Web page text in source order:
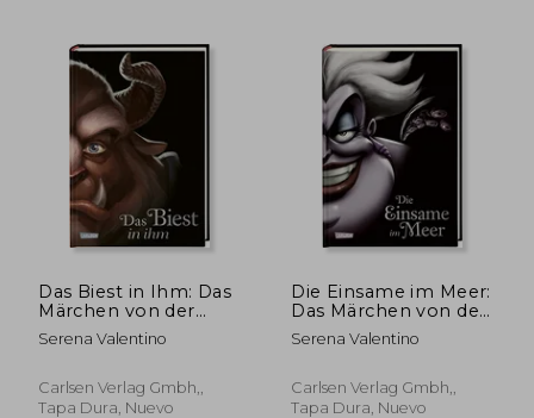
Das Biest in Ihm: Das
Märchen von der
Schönen und dem
Prinzen - Disneys
Serena Valentino
Carlsen Verlag Gmbh,,
Tapa Dura, Nuevo
Die Einsame im Meer:
Das Märchen von der
Meerjungfrau Arielle -
Disneys Villains (en
Serena Valentino
Carlsen Verlag Gmbh,,
Tapa Dura, Nuevo